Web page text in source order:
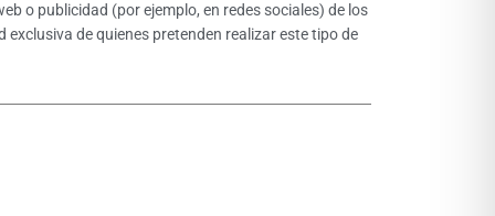
o publicidad (por ejemplo, en redes sociales) de los
de quienes pretenden realizar este tipo de